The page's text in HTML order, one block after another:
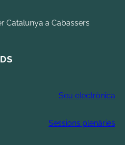
Catalunya a Cabassers
Seu electrònica
Sessions plenàries